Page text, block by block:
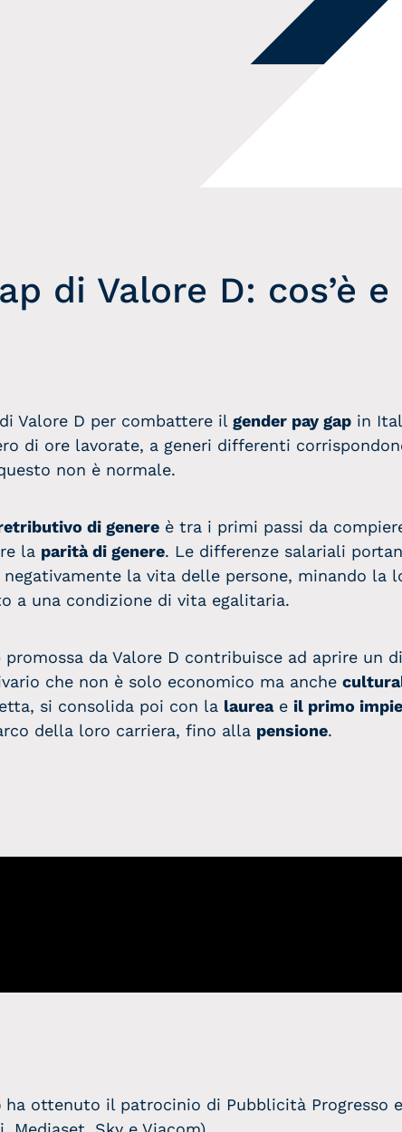
Podcast
Scomodiamoci
di Valore D: cos’è e
Valore D per combattere il gender pay gapin
di ore lavorate, a generi differenti
non è normale.
di genereè tra i primi passi da
la parità di genere. Le differenze salariali
la vita delle persone, minando la
a una condizione di vita egalitaria.
promossa da Valore D contribuisce ad aprire un
che non è solo economico ma anche
si consolida poi con la laureae il primo
della loro carriera, fino alla pensione.
ha ottenuto il patrocinio di Pubblicità Progresso